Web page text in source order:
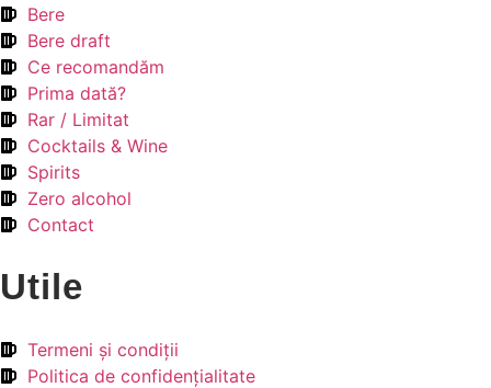
Bere
Bere draft
Ce recomandăm
Prima dată?
Rar / Limitat
Cocktails & Wine
Spirits
Zero alcohol
Contact
Utile
Termeni şi condiţii
Politica de confidenţialitate